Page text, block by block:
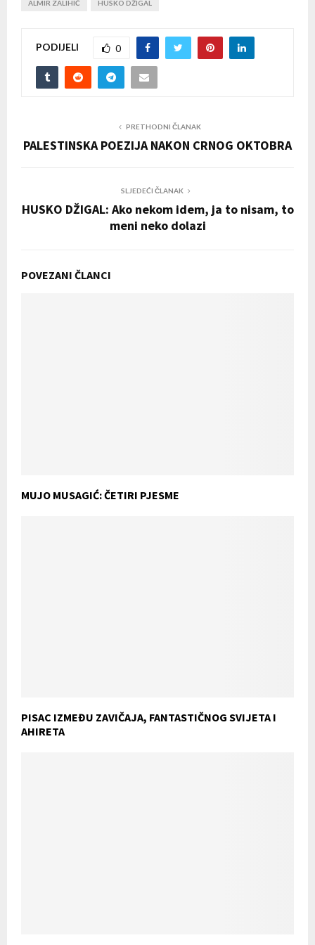
ALMIR ZALIHIĆ HUSKO DŽIGAL
PODIJELI 0
PRETHODNI ČLANAK
PALESTINSKA POEZIJA NAKON CRNOG OKTOBRA
SLJEDEĆI ČLANAK
HUSKO DŽIGAL: Ako nekom idem, ja to nisam, to
meni neko dolazi
POVEZANI ČLANCI
MUJO MUSAGIĆ: ČETIRI PJESME
PISAC IZMEĐU ZAVIČAJA, FANTASTIČNOG SVIJETA I
AHIRETA